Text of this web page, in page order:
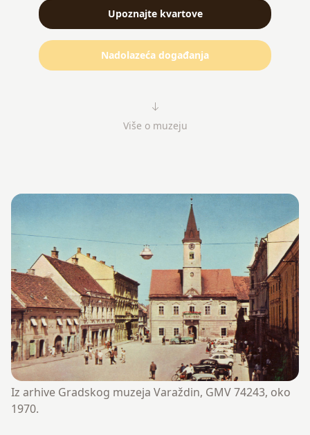
Upoznajte kvartove
Nadolazeća događanja
Više o muzeju
Iz arhive Gradskog muzeja Varaždin, GMV 74243, oko
1970.